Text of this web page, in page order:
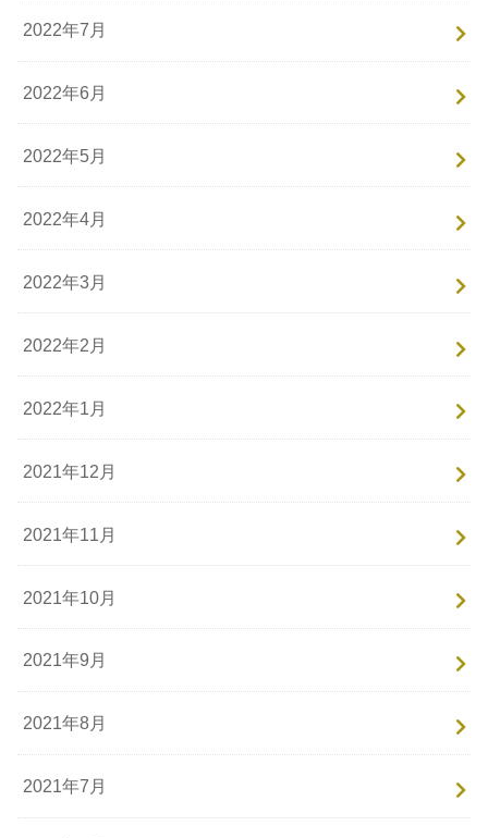
2022年7月
2022年6月
2022年5月
2022年4月
2022年3月
2022年2月
2022年1月
2021年12月
2021年11月
2021年10月
2021年9月
2021年8月
2021年7月